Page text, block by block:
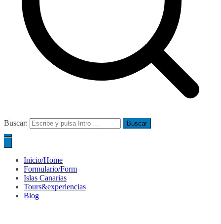
Buscar:
Inicio/Home
Formulario/Form
Islas Canarias
Tours&experiencias
Blog